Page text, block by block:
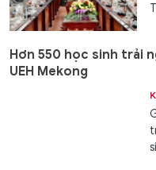
Hơn 550 học sinh trải
UEH Mekong